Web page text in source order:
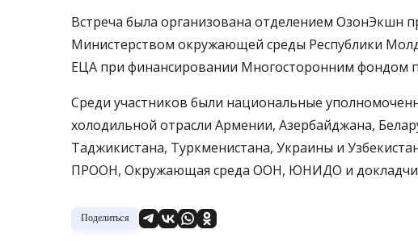
Встреча была организована отделением ОзонЭкшн
Министерством окружающей среды Республики
ЕЦА при финансировании Многосторонним фондом
Среди участников были национальные
холодильной отрасли Армении, Азербайджана,
Таджикистана, Туркменистана, Украины и
ПРООН, Окружающая среда ООН, ЮНИДО и
Поделиться